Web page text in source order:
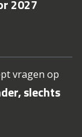
2027
vragen op
slechts